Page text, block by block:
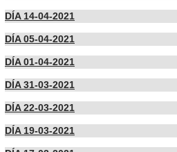
DÍA 14-04-2021
DÍA 05-04-2021
DÍA 01-04-2021
DÍA 31-03-2021
DÍA 22-03-2021
DÍA 19-03-2021